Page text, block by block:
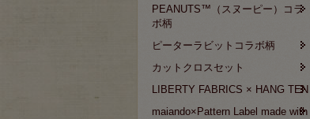
PEANUTS™（スヌーピー）コラ
ボ柄
ピーターラビットコラボ柄
カットクロスセット
LIBERTY FABRICS × HANG TEN
maiando×Pattern Label made with